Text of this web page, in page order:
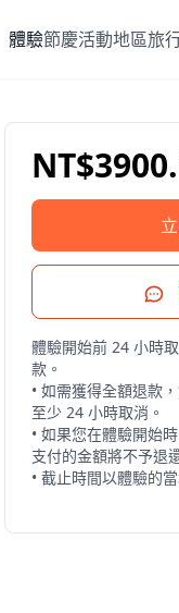
體驗節慶活動地區旅
體驗開始前 24 小時
款。
• 如需獲得全額退款
至少 24 小時取消。
• 如果您在體驗開始
支付的金額將不予退
• 截止時間以體驗的